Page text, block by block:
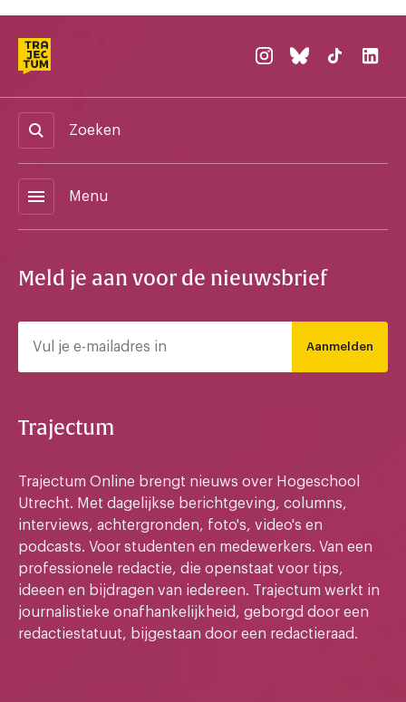
Zoeken
menu Menu
Meld je aan voor de nieuwsbrief
Aanmelden
Trajectum
Trajectum Online brengt nieuws over Hogeschool
Utrecht. Met dagelijkse berichtgeving, columns,
interviews, achtergronden, foto's, video's en
podcasts. Voor studenten en medewerkers. Van een
professionele redactie, die openstaat voor tips,
ideeen en bijdragen van iedereen. Trajectum werkt in
journalistieke onafhankelijkheid, geborgd door een
redactiestatuut, bijgestaan door een redactieraad.